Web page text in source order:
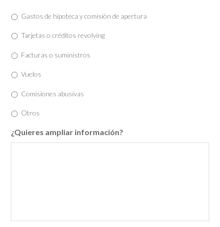
Gastos de hipoteca y comisión de apertura
Tarjetas o créditos revolving
Facturas o suministros
Vuelos
Comisiones abusivas
Otros
¿Quieres ampliar información?